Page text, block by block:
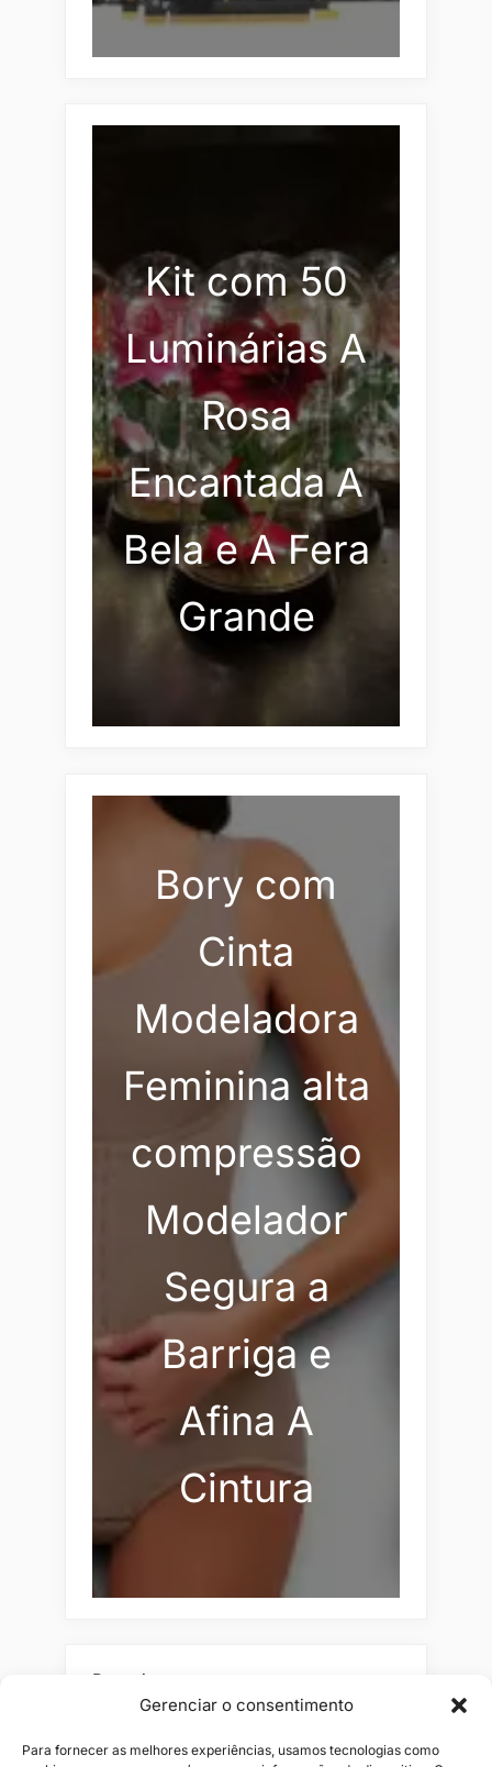
Gerenciar o consentimento
Para fornecer as melhores experiências, usamos tecnologias como
Kit com 50
Luminárias A
Rosa
Encantada A
Bela e A Fera
Grande
Bory com
Cinta
Modeladora
Feminina alta
compressão
Modelador
Segura a
Barriga e
Afina A
Cintura
Pesquisar